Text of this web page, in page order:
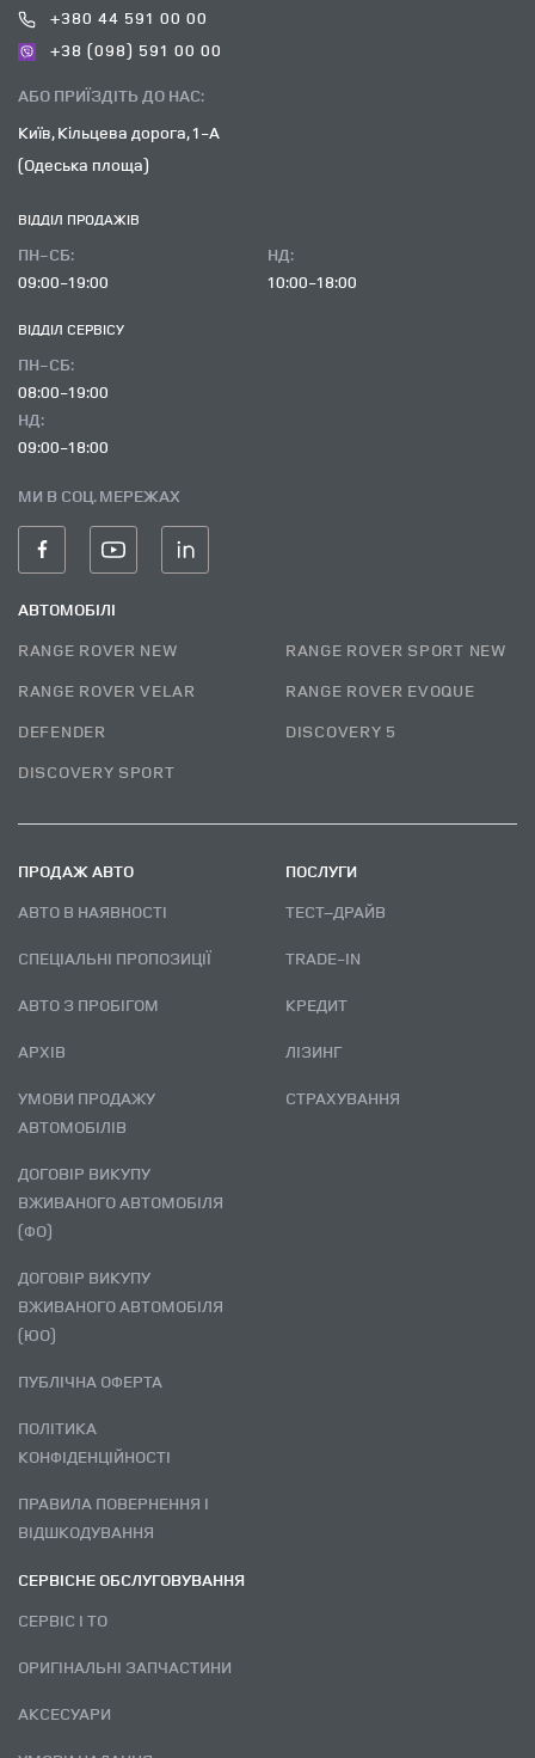
+380 44 591 00 00
+38 (098) 591 00 00
АБО ПРИЇЗДІТЬ ДО НАС:
Київ, Кільцева дорога, 1-А
(Одеська площа)
ВІДДІЛ ПРОДАЖІВ
ПН-СБ:
09:00-19:00
НД:
10:00-18:00
ВІДДІЛ CЕРВІСУ
ПН-СБ:
08:00-19:00
НД:
09:00-18:00
МИ В СОЦ. МЕРЕЖАХ
АВТОМОБІЛІ
RANGE ROVER NEW
RANGE ROVER SPORT NEW
RANGE ROVER VELAR
RANGE ROVER EVOQUE
DEFENDER
DISCOVERY 5
DISCOVERY SPORT
ПРОДАЖ АВТО
АВТО В НАЯВНОСТІ
СПЕЦІАЛЬНІ ПРОПОЗИЦІЇ
АВТО З ПРОБІГОМ
АРХІВ
УМОВИ ПРОДАЖУ
АВТОМОБІЛІВ
ДОГОВІР ВИКУПУ
ВЖИВАНОГО АВТОМОБІЛЯ
(ФО)
ДОГОВІР ВИКУПУ
ВЖИВАНОГО АВТОМОБІЛЯ
(ЮО)
ПУБЛІЧНА ОФЕРТА
ПОЛІТИКА
КОНФІДЕНЦІЙНОСТІ
ПРАВИЛА ПОВЕРНЕННЯ І
ВІДШКОДУВАННЯ
ПОСЛУГИ
ТЕСТ–ДРАЙВ
TRADE-IN
КРЕДИТ
ЛІЗИНГ
СТРАХУВАННЯ
СЕРВІСНЕ ОБСЛУГОВУВАННЯ
СЕРВІС І ТО
ОРИГІНАЛЬНІ ЗАПЧАСТИНИ
АКСЕСУАРИ